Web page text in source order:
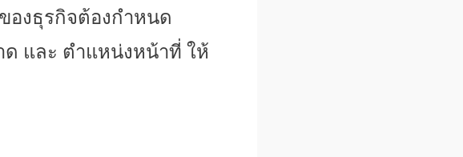
องธุรกิจต้องกำหนด
ด และ ตำแหน่งหน้าที่ ให้